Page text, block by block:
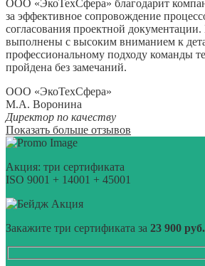
ООО «ЭкоТехСфера» благодарит
за эффективное сопровождение
согласования проектной
выполнены с высоким вниманием к
профессиональному подходу команды
пройдена без замечаний.
ООО «ЭкоТехСфера»
М.А. Воронина
Директор по качеству
Показать больше отзывов
Акция: три сертификата
ISO 9001 + 14001 + 45001
Акция
Закажите три сертификата за 23 900 руб.